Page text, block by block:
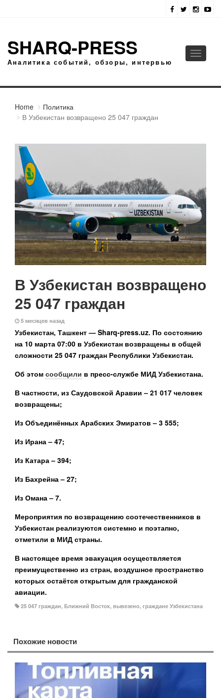
SHARQ-PRESS
Аналитика событий, обзоры, интервью
Toggle
Home
Политика
В Узбекистан возвращено 25 047 граждан
В Узбекистан возвращено
25 047 граждан
5 месяцев назад
Узбекистан, Ташкент — Sharq-press.uz. По состоянию
на 10 марта 07:00 в Узбекистан возвращены в общей
сложности 25 047 граждан Республики Узбекистан.
Об этом сообщили в пресс-службе МИД Узбекистана.
В частности, из Саудовской Аравии – 21 017 человек
возвращены;
Из Объединённых Арабских Эмиратов – 3 555;
Из Ирана – 47;
Из Катара – 394;
Из Бахрейна – 27;
Из Омана – 7.
Мероприятия по возвращению соотечественников в
Узбекистан реализуются системно и поэтапно,
отметили в МИД страны.
В настоящее время эвакуация осуществляется
преимущественно из стран, воздушное пространство
которых остаётся открытым для гражданской
авиации.
25 047 граждан, Ближний Восток, вывезено, граждане Узбекистана
Похожие новости